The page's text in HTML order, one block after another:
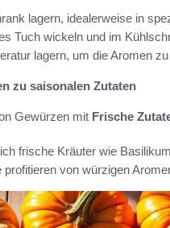
lagern, idealerweise in
Tuch wickeln und im
lagern, um die Aromen
zu saisonalen Zutaten
Gewürzen mit Frische
frische Kräuter wie
von würzigen